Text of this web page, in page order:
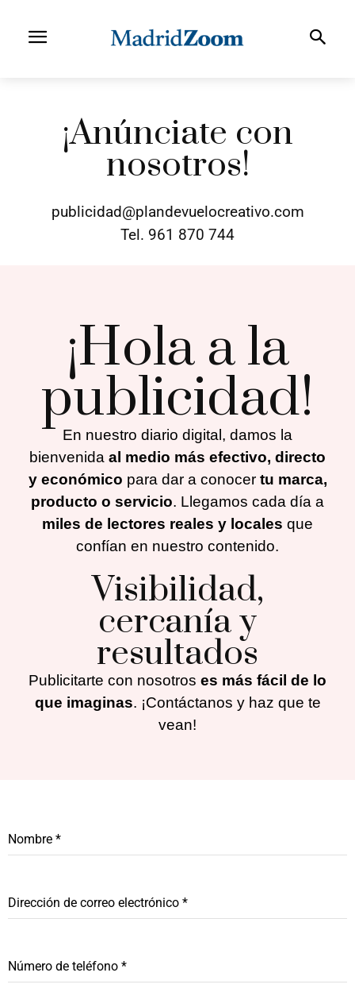
¡Anúnciate con
nosotros!
publicidad@plandevuelocreativo.com
Tel. 961 870 744
¡Hola a la
publicidad!
En nuestro diario digital, damos la
bienvenida al medio más efectivo, directo
y económico para dar a conocer tu marca,
producto o servicio. Llegamos cada día a
miles de lectores reales y locales que
confían en nuestro contenido.
Visibilidad,
cercanía y
resultados
Publicitarte con nosotros es más fácil de lo
que imaginas. ¡Contáctanos y haz que te
vean!
Nombre *
Dirección de correo electrónico *
Número de teléfono *